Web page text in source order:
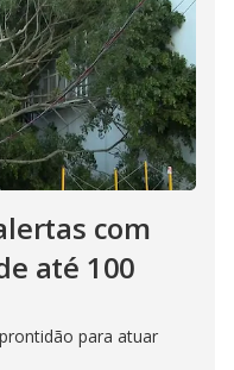
com
até 100
para atuar